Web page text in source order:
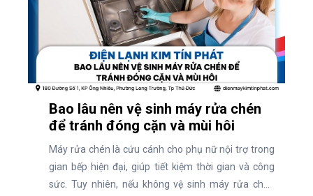
Bao lâu nên vệ sinh máy rửa chén
để tránh đóng cặn và mùi hôi
Máy rửa chén là cứu cánh cho phụ nữ nội trợ trong
gian bếp hiện đại, giúp tiết kiệm thời gian và công
sức. Tuy nhiên, nếu không vệ sinh máy rửa chén